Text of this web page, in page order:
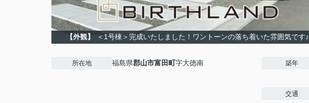
【外観】 ＜1号棟＞完成いたしました！ワントーンの落ち着いた雰囲気です♪
所在地 福島県郡山市富田町字大徳南 築年
交通